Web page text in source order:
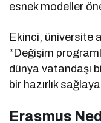
esnek modeller
Ekinci, üniversite
“Değişim
dünya vatandaşı
bir hazırlık
Erasmus